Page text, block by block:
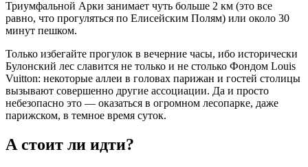
Триумфальной Арки занимает чуть больше 2 км (это все
равно, что прогуляться по Елисейским Полям) или около 30
минут пешком.
Только избегайте прогулок в вечерние часы, ибо исторически
Булонский лес славится не только и не столько Фондом Louis
Vuitton: некоторые аллеи в головах парижан и гостей столицы
вызывают совершенно другие ассоциации. Да и просто
небезопасно это — оказаться в огромном лесопарке, даже
парижском, в темное время суток.
А стоит ли идти?